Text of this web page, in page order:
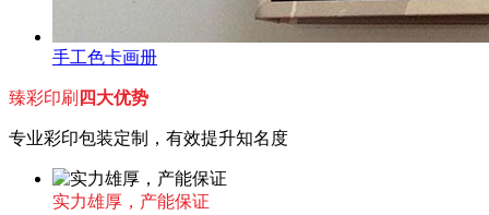
手工色卡画册
臻彩印刷 四大优势
专业彩印包装定制，有效提升知名度
实力雄厚，产能保证